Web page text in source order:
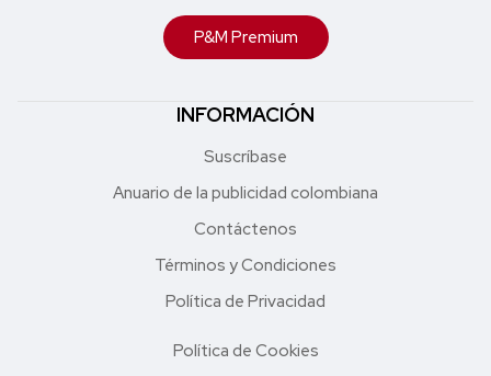
P&M Premium
INFORMACIÓN
Suscríbase
Anuario de la publicidad colombiana
Contáctenos
Términos y Condiciones
Política de Privacidad
Política de Cookies